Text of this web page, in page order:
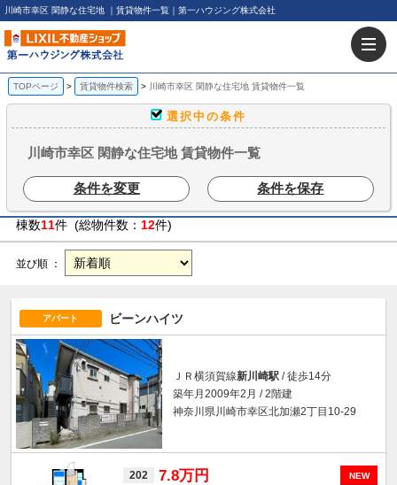
川崎市幸区 閑静な住宅地 ｜賃貸物件一覧｜第一ハウジング株式会社
TOPページ 賃貸物件検索 川崎市幸区 閑静な住宅地 賃貸物件一覧
選択中の条件
川崎市幸区 閑静な住宅地 賃貸物件一覧
条件を変更 条件を保存
棟数11件 (総物件数： 12件)
並び順 ：
アパート ビーンハイツ
ＪＲ横須賀線新川崎駅 / 徒歩14分
築年月2009年2月 / 2階建
神奈川県川崎市幸区北加瀬2丁目10-29
NEW
202 7.8万円